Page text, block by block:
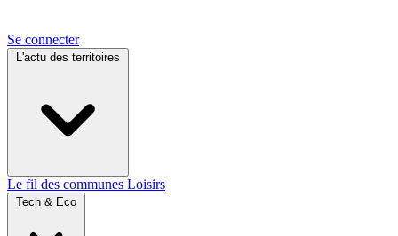
Se connecter
L'actu des territoires
Le fil des communes Loisirs
Tech & Eco